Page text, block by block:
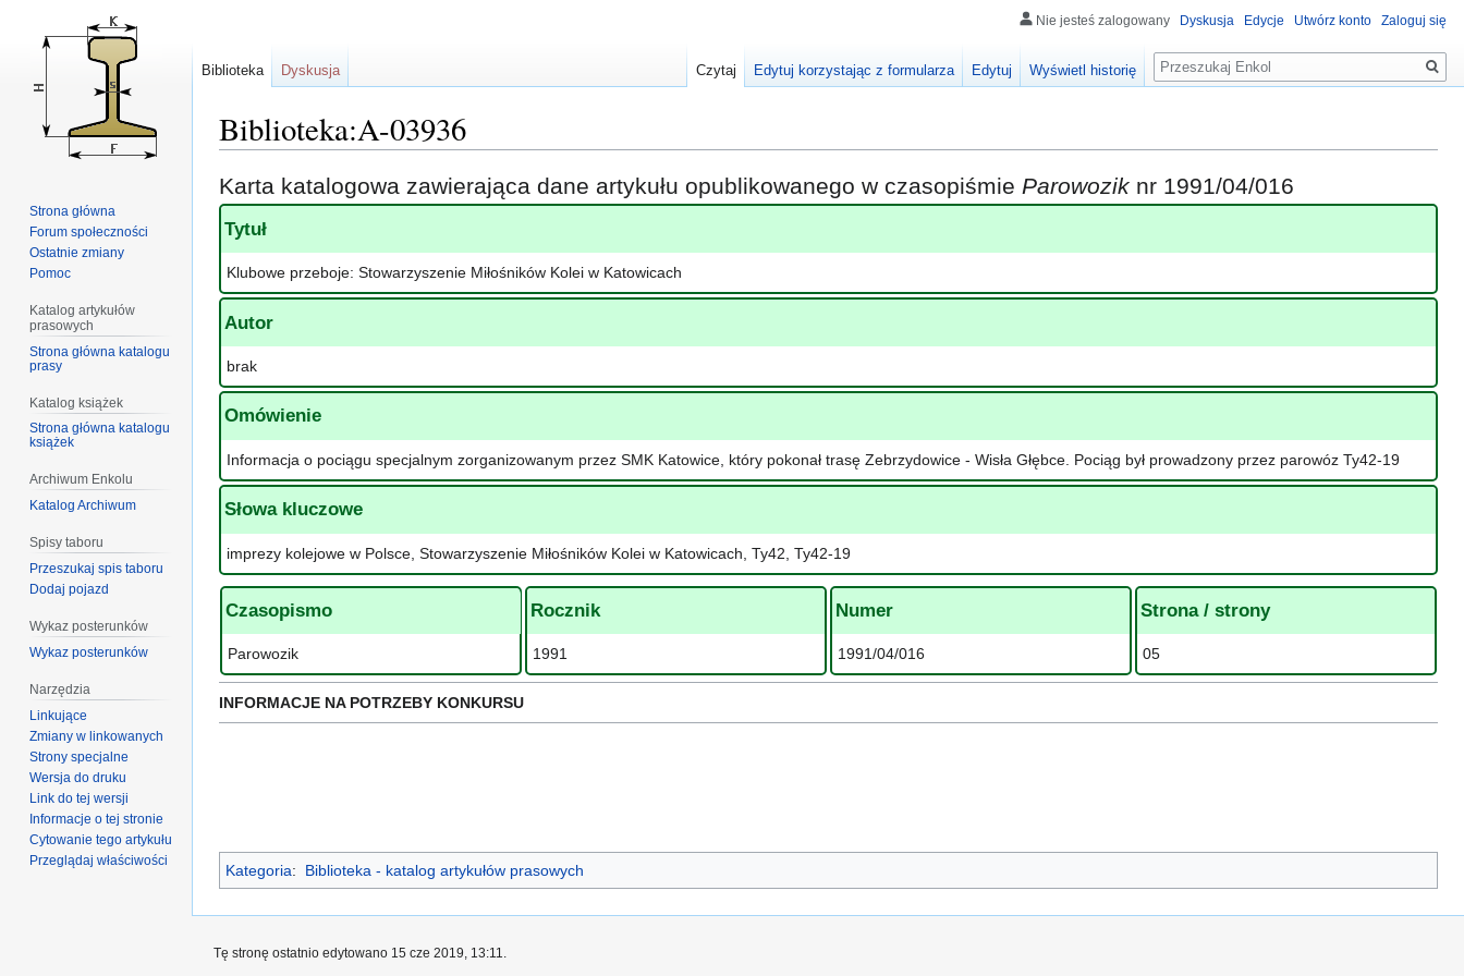
Biblioteka:A-03936
Przejdź
do
nawigacji
Przejdź
do
wyszukiwania
Karta katalogowa zawierająca dane artykułu opublikowanego w czasopiśmie Parowozik nr 1991/04/016
Tytuł
Klubowe przeboje: Stowarzyszenie Miłośników Kolei w Katowicach
Autor
brak
Omówienie
Informacja o pociągu specjalnym zorganizowanym przez SMK Katowice, który pokonał trasę Zebrzydowice - Wisła Głębce. Pociąg był prowadzony przez parowóz Ty42-19
Słowa kluczowe
imprezy kolejowe w Polsce, Stowarzyszenie Miłośników Kolei w Katowicach, Ty42, Ty42-19
Czasopismo
Parowozik
Rocznik
1991
Numer
1991/04/016
Strona / strony
05
INFORMACJE NA POTRZEBY KONKURSU
Kategoria: Biblioteka - katalog artykułów prasowych
Nie jesteś zalogowany Dyskusja Edycje Utwórz konto Zaloguj się
Biblioteka Dyskusja Czytaj Edytuj korzystając z formularza Edytuj Wyświetl historię
Szukaj
Strona główna
Forum społeczności
Ostatnie zmiany
Pomoc
Katalog artykułów
prasowych
Strona główna katalogu
prasy
Katalog książek
Strona główna katalogu
książek
Archiwum Enkolu
Katalog Archiwum
Spisy taboru
Przeszukaj spis taboru
Dodaj pojazd
Wykaz posterunków
Wykaz posterunków
Narzędzia
Linkujące
Zmiany w linkowanych
Strony specjalne
Wersja do druku
Link do tej wersji
Informacje o tej stronie
Cytowanie tego artykułu
Przeglądaj właściwości
Tę stronę ostatnio edytowano 15 cze 2019, 13:11.